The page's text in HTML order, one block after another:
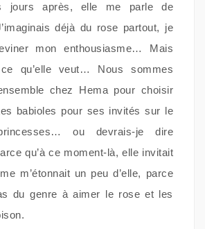
jours après, elle me parle de
déjà du rose partout, je
mon enthousiasme… Mais
qu’elle veut… Nous sommes
chez Hema pour choisir
babioles pour ses invités sur le
ou devrais-je dire
qu’à ce moment-là, elle invitait
m’étonnait un peu d’elle, parce
du genre à aimer le rose et les